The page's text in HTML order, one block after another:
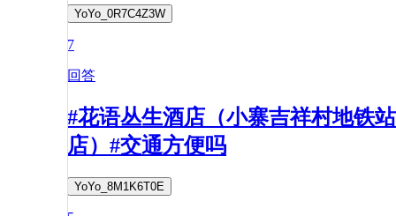
YoYo_0R7C4Z3W
7
回答
#花语丛生酒店（小寨吉祥村地铁站
店）#交通方便吗
YoYo_8M1K6T0E